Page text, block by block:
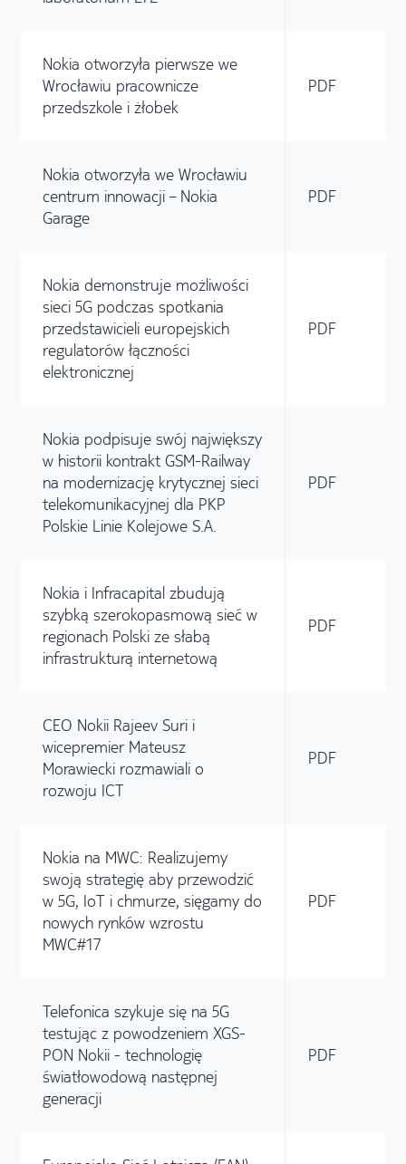
Nokia otworzyła pierwsze we
Wrocławiu pracownicze
przedszkole i żłobek
PDF
Nokia otworzyła we Wrocławiu
centrum innowacji – Nokia
Garage
PDF
Nokia demonstruje możliwości
sieci 5G podczas spotkania
przedstawicieli europejskich
regulatorów łączności
elektronicznej
PDF
Nokia podpisuje swój największy
w historii kontrakt GSM-Railway
na modernizację krytycznej sieci
telekomunikacyjnej dla PKP
Polskie Linie Kolejowe S.A.
PDF
Nokia i Infracapital zbudują
szybką szerokopasmową sieć w
regionach Polski ze słabą
infrastrukturą internetową
PDF
CEO Nokii Rajeev Suri i
wicepremier Mateusz
Morawiecki rozmawiali o
rozwoju ICT
PDF
Nokia na MWC: Realizujemy
swoją strategię aby przewodzić
w 5G, IoT i chmurze, sięgamy do
nowych rynków wzrostu
MWC#17
PDF
Telefonica szykuje się na 5G
testując z powodzeniem XGS-
PON Nokii - technologię
światłowodową następnej
generacji
PDF